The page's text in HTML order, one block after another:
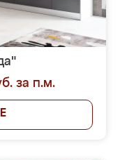
за п.м.